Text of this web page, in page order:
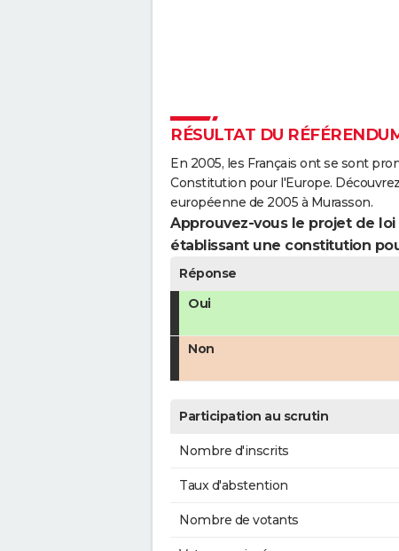
RÉSULTAT DU
En 2005, les Français ont se sont
Constitution pour l'Europe.
européenne de 2005 à Murasson.
Approuvez-vous le projet de
établissant une constitution
Réponse
Oui
Non
Participation au scrutin
Nombre d'inscrits
Taux d'abstention
Nombre de votants